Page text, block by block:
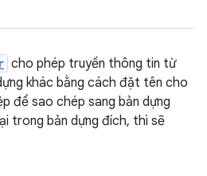
cho phép truyền thông tin từ
khác bằng cách đặt tên cho
để sao chép sang bản dựng
trong bản dựng đích, thì sẽ